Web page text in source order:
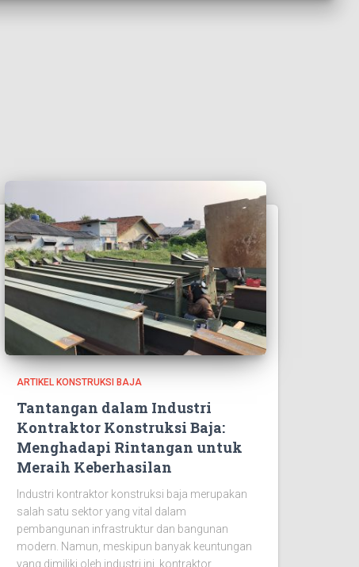
ARTIKEL KONSTRUKSI BAJA
Tantangan dalam Industri
Kontraktor Konstruksi Baja:
Menghadapi Rintangan untuk
Meraih Keberhasilan
Industri kontraktor konstruksi baja merupakan
salah satu sektor yang vital dalam
pembangunan infrastruktur dan bangunan
modern. Namun, meskipun banyak keuntungan
yang dimiliki oleh industri ini, kontraktor